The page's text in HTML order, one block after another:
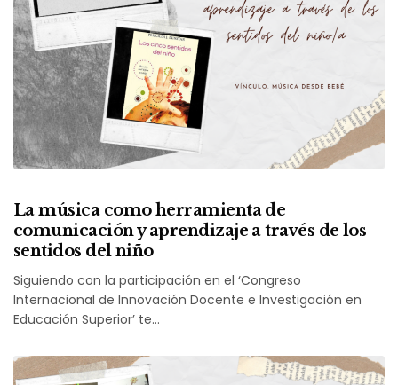
La música como herramienta de
comunicación y aprendizaje a través de los
sentidos del niño
Siguiendo con la participación en el ‘Congreso
Internacional de Innovación Docente e Investigación en
Educación Superior’ te…